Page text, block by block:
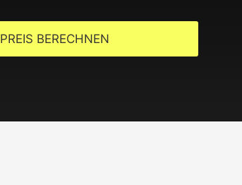
PREIS BERECHNEN